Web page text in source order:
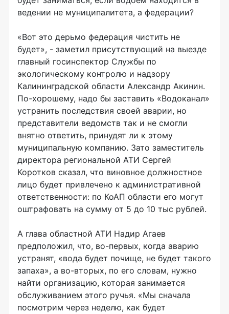
ведении не муниципалитета, а федерации?
«Вот это дерьмо федерация чистить не
будет», - заметил присутствующий на выезде
главный госинспектор Службы по
экологическому контролю и надзору
Калининградской области Александр Акинин.
По-хорошему, надо бы заставить «Водоканал»
устранить последствия своей аварии, но
представители ведомств так и не смогли
внятно ответить, принудят ли к этому
муниципальную компанию. Зато заместитель
директора региональной АТИ Сергей
Коротков сказал, что виновное должностное
лицо будет привлечено к административной
ответственности: по КоАП области его могут
оштрафовать на сумму от 5 до 10 тыс рублей.
А глава областной АТИ Надир Агаев
предположил, что, во-первых, когда аварию
устранят, «вода будет почище, не будет такого
запаха», а во-вторых, по его словам, нужно
найти организацию, которая занимается
обслуживанием этого ручья. «Мы сначала
посмотрим через неделю, как будет